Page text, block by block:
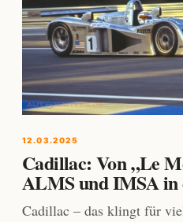
12.03.2025
Cadillac: Von „Le
ALMS und IMSA in
Cadillac – das klingt für